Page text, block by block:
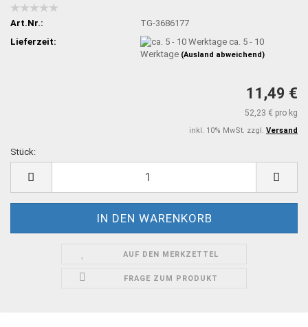
Art.Nr.:
TG-3686177
Lieferzeit:
ca. 5 - 10
Werktage (Ausland abweichend)
11,49 €
52,23 € pro kg
inkl. 10% MwSt. zzgl. Versand
Stück:
AUF DEN MERKZETTEL
FRAGE ZUM PRODUKT